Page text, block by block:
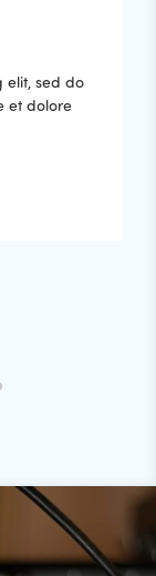
elit, sed do
et dolore